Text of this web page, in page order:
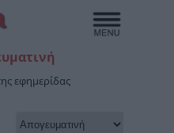
εφημερίδας